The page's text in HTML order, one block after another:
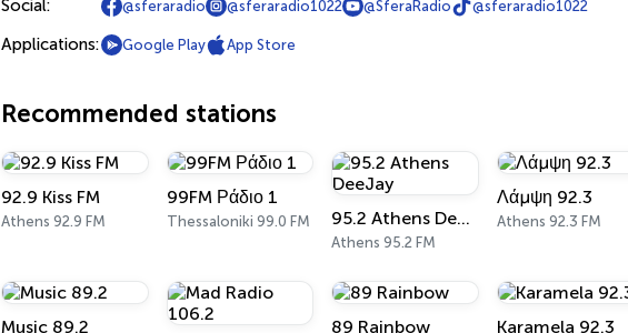
Social: @sferaradio @sferaradio1022 @SferaRadio @sferaradio1022
Applications: Google Play App Store
Recommended stations
92.9 Kiss FM
Athens 92.9 FM
99FM Ράδιο 1
Thessaloniki 99.0 FM 95.2 Athens DeeJay
Athens 95.2 FM
Λάμψη 92.3
Athens 92.3 FM
Music 89.2 89 Rainbow Karamela 92.3